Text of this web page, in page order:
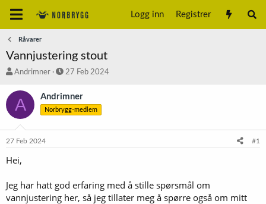
Logg inn Registrer
Råvarer
Vannjustering stout
T
å
d
t
Andrimner
S
a
r
t
27 Feb 2024
A Andrimner
Norbrygg-medlem
27 Feb 2024 #1
Hei,
Jeg har hatt god erfaring med å stille spørsmål om
vannjustering her, så jeg tillater meg å spørre også om mitt